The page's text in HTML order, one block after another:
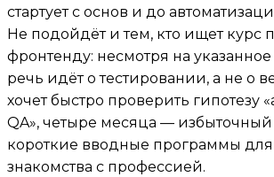
стартует с основ и до
Не подойдёт и тем, кто ищет курс
фронтенду: несмотря на
речь идёт о тестировании, а не о
хочет быстро проверить гипотезу
QA», четыре месяца — избыточный
короткие вводные программы
знакомства с профессией.